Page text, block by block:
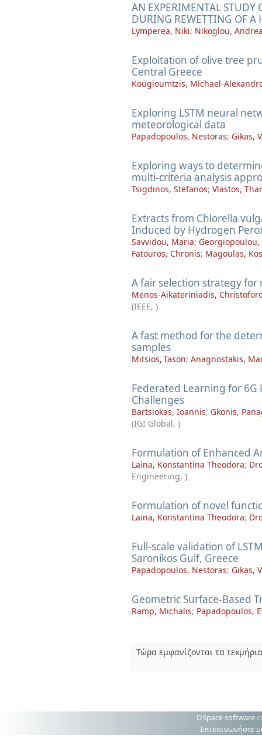
AN EXPERIMENTAL STUDY
DURING REWETTING OF A
Lymperea, Niki; Nikoglou,
Exploitation of olive tree
Central Greece
Kougioumtzis, Michael-
Exploring LSTM neural
meteorological data
Papadopoulos, Nestoras; Gikas,
Exploring ways to
multi-criteria analysis
Tsigdinos, Stefanos; Vlastos,
Extracts from Chlorella
Induced by Hydrogen
Savvidou, Maria;
Fatouros, Chronis; Magoulas,
A fair selection strategy
Menos-Aikateriniadis,
(IEEE, )
A fast method for the
samples
Mitsios, Iason; Anagnostakis,
Federated Learning for 6G
Challenges
Bartsiokas, Ioannis; Gkonis,
(IGI Global, )
Formulation of Enhanced
Laina, Konstantina Theodora;
Engineering, )
Formulation of novel
Laina, Konstantina Theodora;
Full-scale validation of
Saronikos Gulf, Greece
Papadopoulos, Nestoras; Gikas,
Geometric Surface-Based
Ramp, Michalis; Papadopoulos,
Τώρα εμφανίζονται τα
DSpace software
Επικοινωνήστε